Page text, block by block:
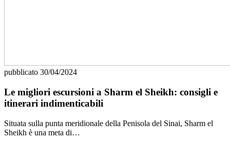
pubblicato 30/04/2024
Le migliori escursioni a Sharm el Sheikh: consigli e
itinerari indimenticabili
Situata sulla punta meridionale della Penisola del Sinai, Sharm el
Sheikh è una meta di…